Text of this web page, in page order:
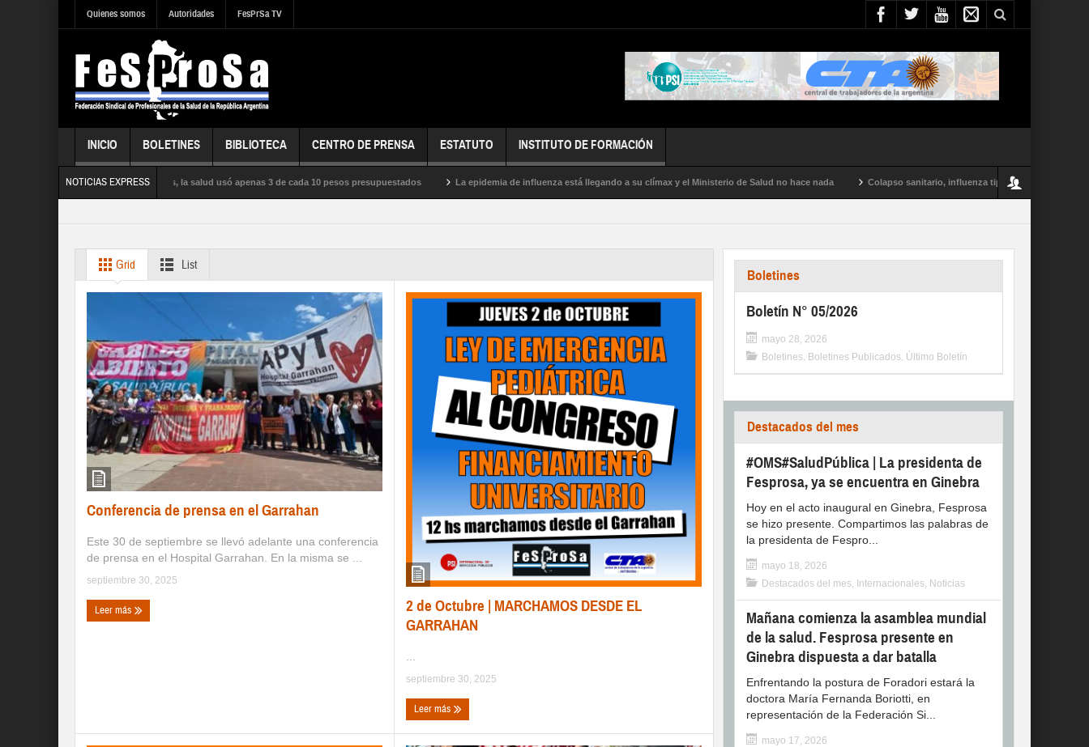
Quienes somos Autoridades FesPrSa TV
INICIO BOLETINES BIBLIOTECA CENTRO DE PRENSA ESTATUTO INSTITUTO DE FORMACIÓN
NOTICIAS EXPRESS
satura los hospitales, la salud usó apenas 3 de cada 10 pesos presupuestados La epidemia de influenza está llegando a su clímax y el Ministerio de Salud no hace nada Colapso sanitario, influenza tipo A y conflictos en todo el
Grid List
Conferencia de prensa en el Garrahan
Este 30 de septiembre se llevó adelante una conferencia
de prensa en el Hospital Garrahan. En la misma se ...
septiembre 30, 2025
Leer más
2 de Octubre | MARCHAMOS DESDE EL
GARRAHAN
...
septiembre 30, 2025
Leer más
Boletines
Boletín N° 05/2026
mayo 28, 2026
Boletines, Boletines Publicados, Último Boletín
Destacados del mes
#OMS#SaludPública | La presidenta de
Fesprosa, ya se encuentra en Ginebra
Hoy en el acto inaugural en Ginebra, Fesprosa
se hizo presente. Compartimos las palabras de
la presidenta de Fespro...
mayo 18, 2026
Destacados del mes, Internacionales, Noticias
Mañana comienza la asamblea mundial
de la salud. Fesprosa presente en
Ginebra dispuesta a dar batalla
Enfrentando la postura de Foradori estará la
doctora María Fernanda Boriotti, en
representación de la Federación Si...
mayo 17, 2026